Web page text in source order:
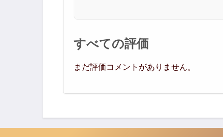
すべての評価
まだ評価コメントがありません。